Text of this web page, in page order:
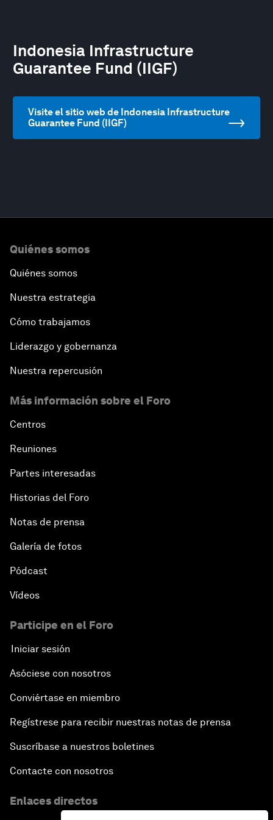
Indonesia Infrastructure
Guarantee Fund (IIGF)
Visite el sitio web de Indonesia Infrastructure
Guarantee Fund (IIGF)
Quiénes somos
Quiénes somos
Nuestra estrategia
Cómo trabajamos
Liderazgo y gobernanza
Nuestra repercusión
Más información sobre el Foro
Centros
Reuniones
Partes interesadas
Historias del Foro
Notas de prensa
Galería de fotos
Pódcast
Vídeos
Participe en el Foro
Iniciar sesión
Asóciese con nosotros
Conviértase en miembro
Regístrese para recibir nuestras notas de prensa
Suscríbase a nuestros boletines
Contacte con nosotros
Enlaces directos